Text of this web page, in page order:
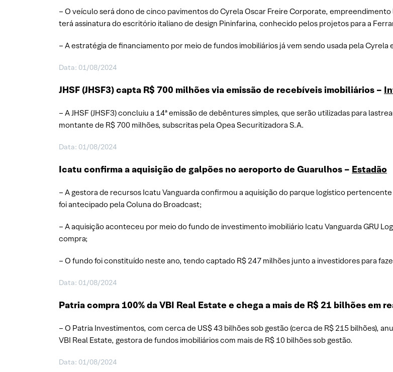
– O veículo será dono de cinco pavimentos do Cyrela Oscar Freire Corporate,
terá assinatura do escritório italiano de design Pininfarina, conhecido pelos projetos para a
– A estratégia de financiamento por meio de fundos imobiliários já vem sendo usada pela
Data: 01/08/2024
JHSF (JHSF3) capta R$ 700 milhões via emissão de recebíveis imobiliários –
– A JHSF (JHSF3) concluiu a 14ª emissão de debêntures simples, que serão utilizadas para
montante de R$ 700 milhões, subscritas pela Opea Securitizadora S.A.
Data: 01/08/2024
Icatu confirma a aquisição de galpões no aeroporto de Guarulhos – Estadão
– A gestora de recursos Icatu Vanguarda confirmou a aquisição do parque logístico
foi antecipado pela Coluna do Broadcast;
– A aquisição aconteceu por meio do fundo de investimento imobiliário Icatu Vanguarda GRU
compra;
– O fundo foi constituído neste ano, tendo captado R$ 247 milhões junto a investidores para
Data: 01/08/2024
Patria compra 100% da VBI Real Estate e chega a mais de R$ 21 bilhões em
– O Patria Investimentos, com cerca de US$ 43 bilhões sob gestão (cerca de R$ 215 bilhões),
VBI Real Estate, gestora de fundos imobiliários com mais de R$ 10 bilhões sob gestão.
Data: 01/08/2024